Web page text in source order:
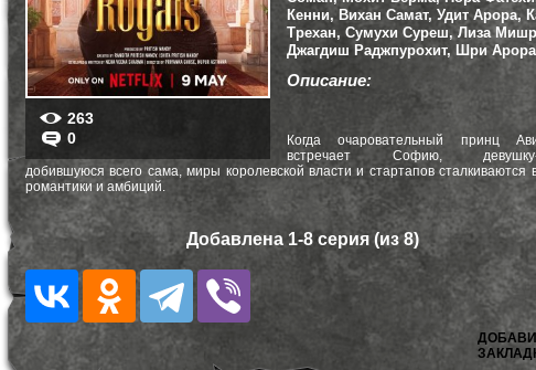
263
0
Кенни, Вихан Самат, Удит Арора,
Трехан, Сумухи Суреш, Лиза
Джагдиш Раджпурохит, Шри Арора
Описание:
Когда очаровательный принц
встречает Софию, девушку-
добившуюся всего сама, миры королевской власти и стартапов сталкиваются
романтики и амбиций.
Добавлена 1-8 серия (из 8)